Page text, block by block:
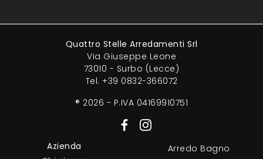
Quattro Stelle Arredamenti Srl
Via Giuseppe Leone
73010 - Surbo (Lecce)
Tel. +39 0832-366072
® 2026 - P.IVA 04169910751
Azienda
Arredo Bagno